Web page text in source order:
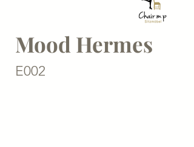
Mood Hermes
E002